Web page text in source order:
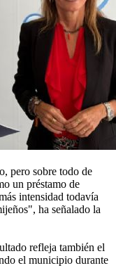
pero sobre todo de
un préstamo de
intensidad todavía
ha señalado la
refleja también el
el municipio durante